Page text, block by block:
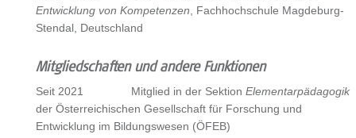
Entwicklung von Kompetenzen , Fachhochschule Magdeburg-
Stendal, Deutschland
Mitgliedschaften und andere Funktionen
Seit 2021 Mitglied in der Sektion Elementarpädagogik
der Österreichischen Gesellschaft für Forschung und
Entwicklung im Bildungswesen (ÖFEB)